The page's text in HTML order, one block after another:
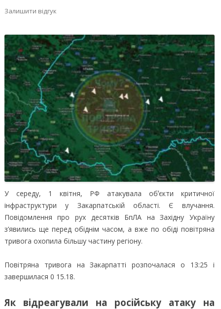
Залишити відгук
У середу, 1 квітня, РФ атакувала обʼєкти критичної
інфраструктури у Закарпатській області. Є влучання.
Повідомлення про рух десятків БпЛА на Західну Україну
з’явились ще перед обіднім часом, а вже по обіді повітряна
тривога охопила більшу частину регіону.
Повітряна тривога на Закарпатті розпочалася о 13:25 і
завершилася 0 15.18.
Як відреагували на російську атаку на